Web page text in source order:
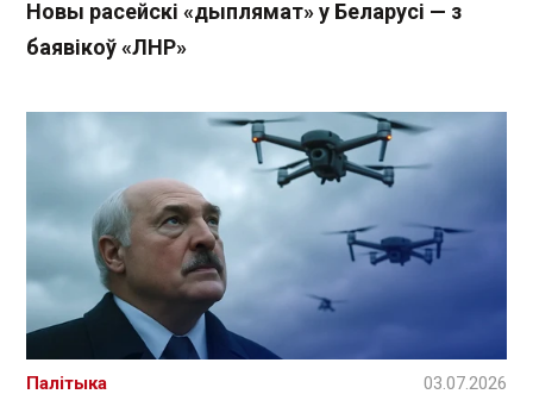
Новы расейскі «дыплямат» у Беларусі — з
баявікоў «ЛНР»
Палітыка 03.07.2026